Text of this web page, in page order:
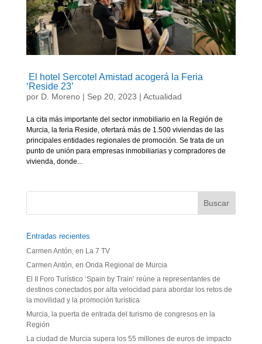
El hotel Sercotel Amistad acogerá la Feria
‘Reside 23’
por D. Moreno| Sep 20, 2023 | Actualidad
La cita más importante del sector inmobiliario en la Región de
Murcia, la feria Reside, ofertará más de 1.500 viviendas de las
principales entidades regionales de promoción. Se trata de un
punto de unión para empresas inmobiliarias y compradores de
vivienda, donde...
Entradas recientes
Carmen Antón, en La 7 TV
Carmen Antón, en Onda Regional de Murcia
El II Foro Turístico ‘Spain by Train’ reúne a representantes de
destinos conectados por alta velocidad para abordar los retos de
la movilidad y la promoción turística
Murcia, la puerta de entrada del turismo de congresos en la
Región
La ciudad de Murcia supera los 55 millones de euros de impacto